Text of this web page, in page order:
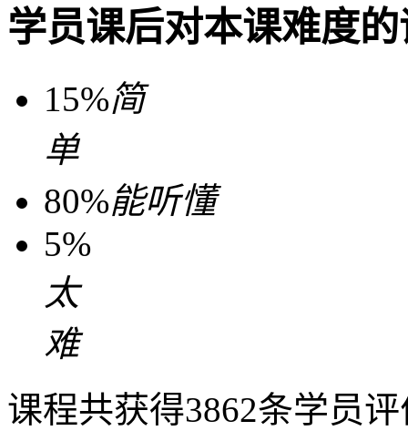
学员课后对本课难度
15%简
单
80%能听懂
5%
太
难
课程共获得3862条学员